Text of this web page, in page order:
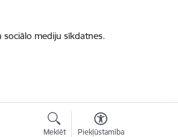
mediju sīkdatnes.
Meklēt Piekļūstamība